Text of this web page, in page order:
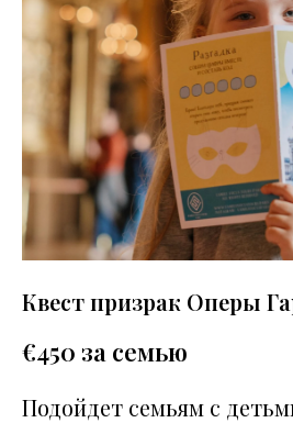
Квест призрак Оперы
€450 за семью
Подойдет семьям с